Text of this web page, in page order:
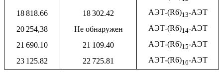
18 818.66
18 302.42 АЭТ-(R6)13-АЭТ
20 254,38
Не обнаружен АЭТ-(R6)14-АЭТ
21 690.10
21 109.40 АЭТ-(R6)15-АЭТ
23 125.82
22 725.81 АЭТ-(R6)16-АЭТ